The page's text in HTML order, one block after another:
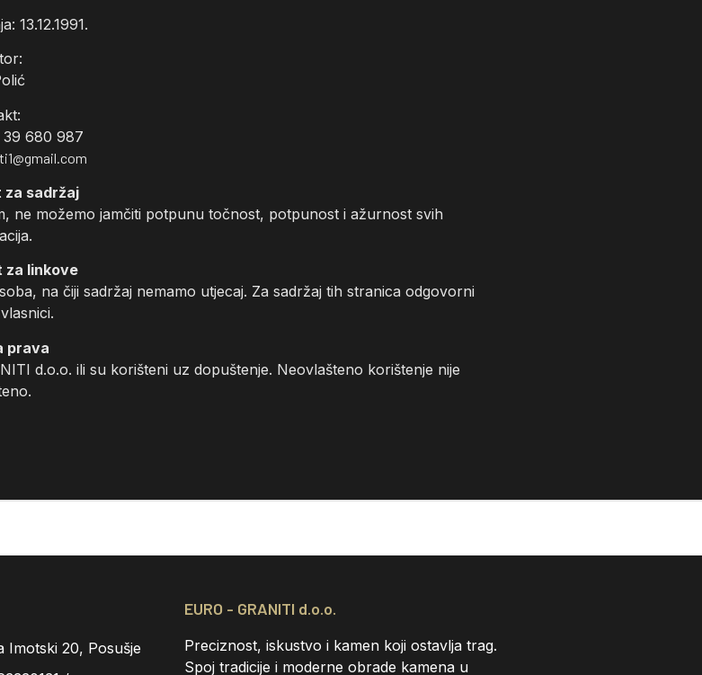
13.12.1991.
680 987
za sadržaj
ne možemo jamčiti potpunu točnost, potpunost i ažurnost svih
za linkove
na čiji sadržaj nemamo utjecaj. Za sadržaj tih stranica odgovorni
prava
d.o.o. ili su korišteni uz dopuštenje. Neovlašteno korištenje nije
Imotski 20, Posušje
EURO - GRANITI d.o.o.
Preciznost, iskustvo i kamen koji ostavlja trag.
Spoj tradicije i moderne obrade kamena u